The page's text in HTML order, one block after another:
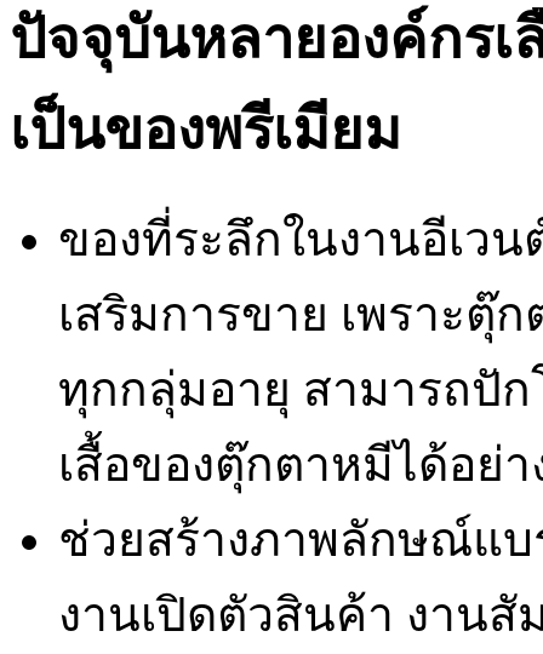
ปัจจุบันหลายองค์กร
เป็นของพรีเมียม
ของที่ระลึกในงานอีเว
เสริมการขาย เพราะตุ๊
ทุกกลุ่มอายุ สามารถปั
เสื้อของตุ๊กตาหมีได้อย่า
ช่วยสร้างภาพลักษณ์แ
งานเปิดตัวสินค้า งานสั